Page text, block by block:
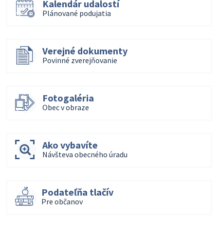
Kalendár udalostí
Plánované podujatia
Verejné dokumenty
Povinné zverejňovanie
Fotogaléria
Obec v obraze
Ako vybavíte
Návšteva obecného úradu
Podateľňa tlačív
Pre občanov